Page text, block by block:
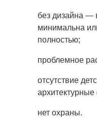
без дизайна —
минимальна
полностью;
проблемное
отсутствие
нет охраны.